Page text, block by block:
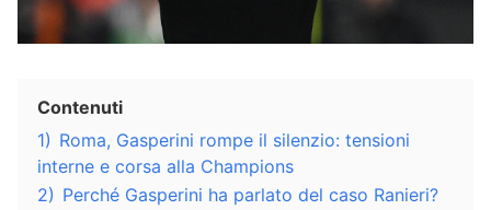
Contenuti
1) Roma, Gasperini rompe il silenzio: tensioni
interne e corsa alla Champions
2) Perché Gasperini ha parlato del caso Ranieri?